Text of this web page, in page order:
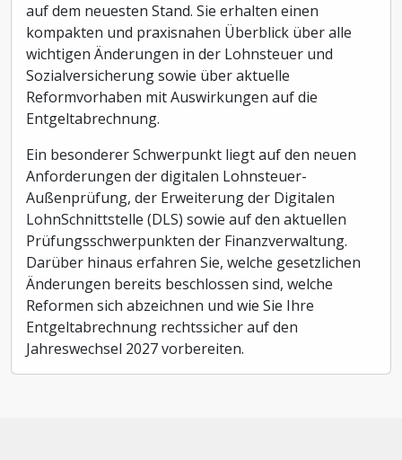
auf dem neuesten Stand. Sie erhalten einen
kompakten und praxisnahen Überblick über alle
wichtigen Änderungen in der Lohnsteuer und
Sozialversicherung sowie über aktuelle
Reformvorhaben mit Auswirkungen auf die
Entgeltabrechnung.
Ein besonderer Schwerpunkt liegt auf den neuen
Anforderungen der digitalen Lohnsteuer-
Außenprüfung, der Erweiterung der Digitalen
LohnSchnittstelle (DLS) sowie auf den aktuellen
Prüfungsschwerpunkten der Finanzverwaltung.
Darüber hinaus erfahren Sie, welche gesetzlichen
Änderungen bereits beschlossen sind, welche
Reformen sich abzeichnen und wie Sie Ihre
Entgeltabrechnung rechtssicher auf den
Jahreswechsel 2027 vorbereiten.